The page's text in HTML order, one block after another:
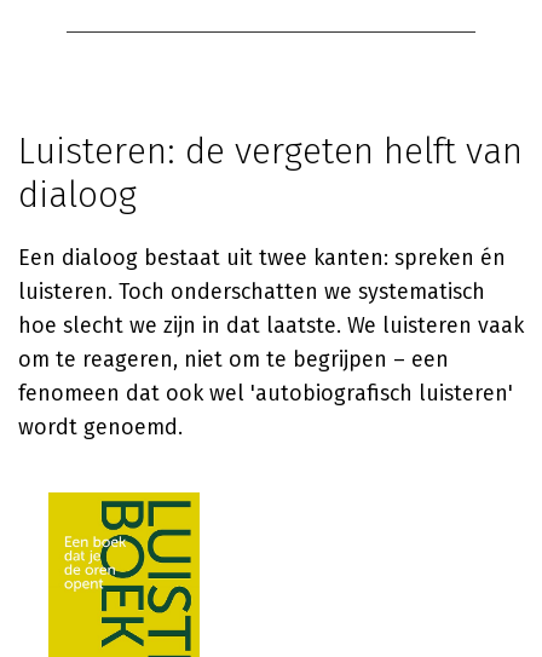
Luisteren: de vergeten helft van
dialoog
Een dialoog bestaat uit twee kanten: spreken én
luisteren. Toch onderschatten we systematisch
hoe slecht we zijn in dat laatste. We luisteren vaak
om te reageren, niet om te begrijpen – een
fenomeen dat ook wel 'autobiografisch luisteren'
wordt genoemd.